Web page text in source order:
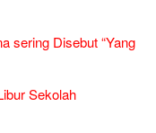
sering Disebut “Yang
Sekolah